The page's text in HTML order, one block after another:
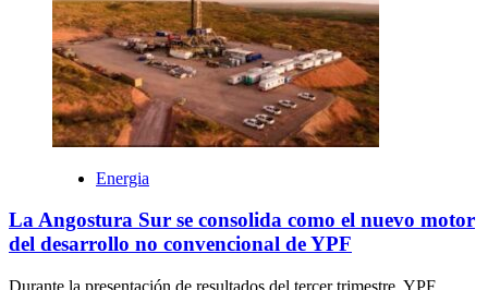
Energia
La Angostura Sur se consolida como el nuevo motor
del desarrollo no convencional de YPF
Durante la presentación de resultados del tercer trimestre, YPF